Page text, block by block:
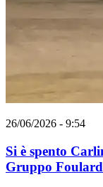
26/06/2026 - 9:54
Si è spento
Gruppo